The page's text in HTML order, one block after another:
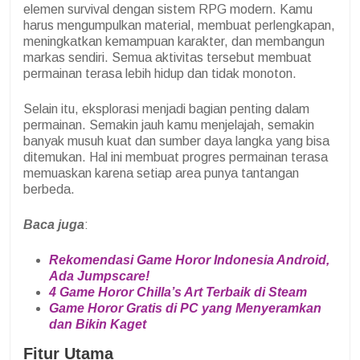
elemen survival dengan sistem RPG modern. Kamu
harus mengumpulkan material, membuat perlengkapan,
meningkatkan kemampuan karakter, dan membangun
markas sendiri. Semua aktivitas tersebut membuat
permainan terasa lebih hidup dan tidak monoton.
Selain itu, eksplorasi menjadi bagian penting dalam
permainan. Semakin jauh kamu menjelajah, semakin
banyak musuh kuat dan sumber daya langka yang bisa
ditemukan. Hal ini membuat progres permainan terasa
memuaskan karena setiap area punya tantangan
berbeda.
Baca juga:
Rekomendasi Game Horor Indonesia Android,
Ada Jumpscare!
4 Game Horor Chilla’s Art Terbaik di Steam
Game Horor Gratis di PC yang Menyeramkan
dan Bikin Kaget
Fitur Utama